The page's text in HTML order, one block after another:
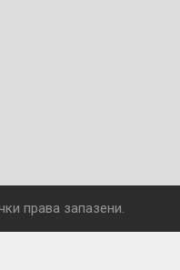
права запазени.